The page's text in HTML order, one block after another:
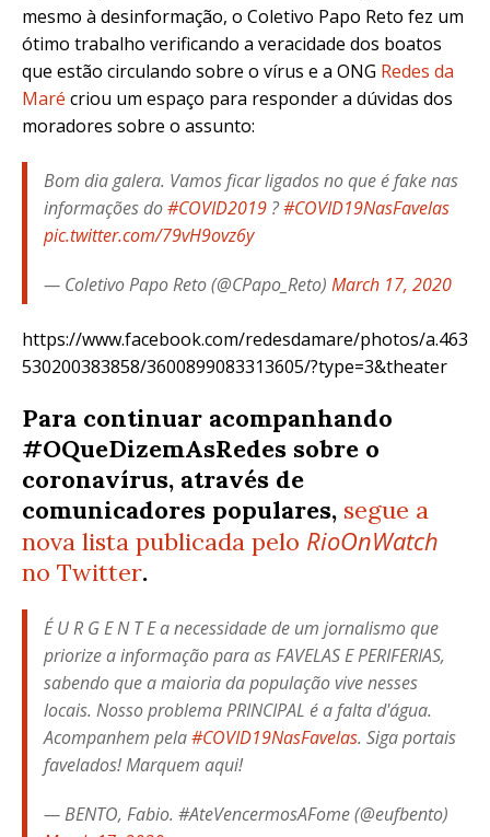
mesmo à desinformação, o Coletivo Papo Reto fez um
ótimo trabalho verificando a veracidade dos boatos
que estão circulando sobre o vírus e a ONG Redes da
Maré criou um espaço para responder a dúvidas dos
moradores sobre o assunto:
Bom dia galera. Vamos ficar ligados no que é fake nas
informações do#COVID2019 ?#COVID19NasFavelas
pic.twitter.com/79vH9ovz6y
— Coletivo Papo Reto (@CPapo_Reto) March 17, 2020
https://www.facebook.com/redesdamare/photos/a.463
530200383858/3600899083313605/?type=3&theater
Para continuar acompanhando
#OQueDizemAsRedes sobre o
coronavírus, através de
comunicadores populares, segue a
nova lista publicada pelo RioOnWatch
no Twitter.
É U R G E N T E a necessidade de um jornalismo que
priorize a informação para as FAVELAS E PERIFERIAS,
sabendo que a maioria da população vive nesses
locais. Nosso problema PRINCIPAL é a falta d'água.
Acompanhem pela#COVID19NasFavelas. Siga portais
favelados! Marquem aqui!
— BENTO, Fabio. #AteVencermosAFome (@eufbento)